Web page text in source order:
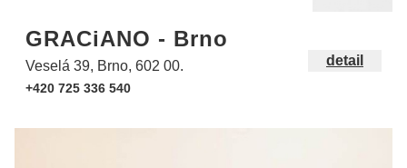
GRACiANO - Brno
Veselá 39, Brno, 602 00.
+420 725 336 540
detail